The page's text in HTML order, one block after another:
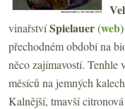
vinařstvíSpielauer(web
přechodném období na
něco zajímavostí. Tenhle
měsíců na jemných
Kalnější, tmavší